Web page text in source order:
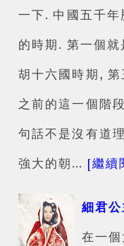
一下. 中國五千
的時期. 第一個
胡十六國時期,
之前的這一個階
句話不是沒有道
強大的朝… [繼續
細君
在一